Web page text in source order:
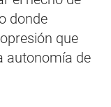
donde
que
autonomía de